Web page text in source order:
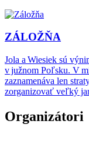
ZÁLOŽŇA
Jola a Wiesiek sú
v južnom Poľsku. V
zaznamenáva len
zorganizovať veľký
Organizátori